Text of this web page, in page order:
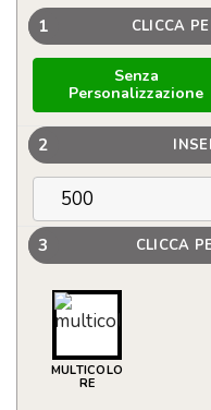
1 CLICCA
Senza
Personalizzazione
2
3 CLICCA
MULTICOLO
RE